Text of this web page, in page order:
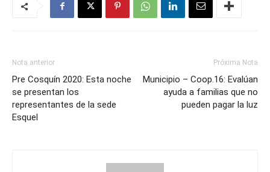
Nota anterior
Pre Cosquín 2020: Esta noche
se presentan los
representantes de la sede
Esquel
Próxima Nota
Municipio – Coop.16: Evalúan
ayuda a familias que no
pueden pagar la luz